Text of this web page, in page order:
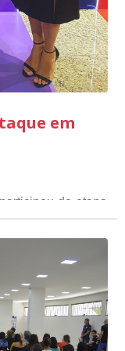
em
da etapa
Prefeitura
destacar o papel
com o
municípios, a
negócios e a
local. O evento